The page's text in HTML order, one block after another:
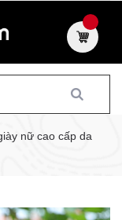
nữ cao cấp da